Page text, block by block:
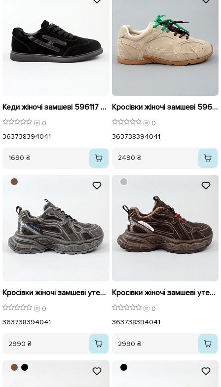
Кеди жіночі замшеві 596117 Чорні
0
363738394041
1690 ₴
Кросівки жіночі замшеві 596138 Бежеві
0
363738394041
2490 ₴
Кросівки жіночі замшеві утеплені 596020 Сірі
0
363738394041
2990 ₴
Кросівки жіночі замшеві утеплені 596019 Шоколад
0
363738394041
2990 ₴